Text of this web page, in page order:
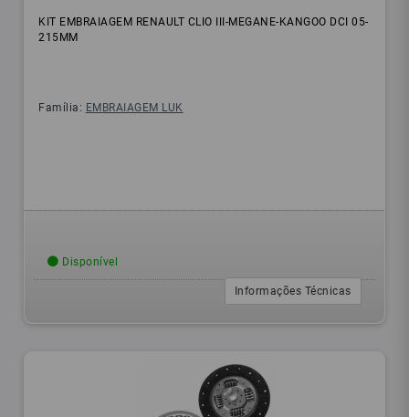
KIT EMBRAIAGEM RENAULT CLIO III-MEGANE-KANGOO DCI 05-
215MM
Família: EMBRAIAGEM LUK
Disponível
Informações Técnicas